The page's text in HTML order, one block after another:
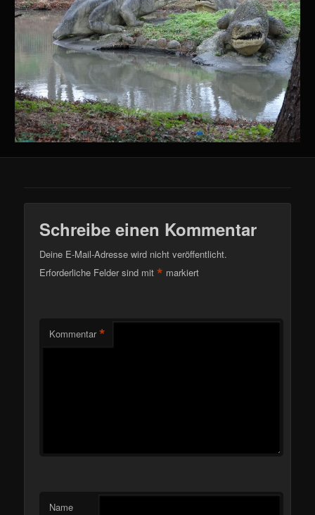
Schreibe einen Kommentar
Deine E-Mail-Adresse wird nicht veröffentlicht.
Erforderliche Felder sind mit* markiert
Kommentar *
Name